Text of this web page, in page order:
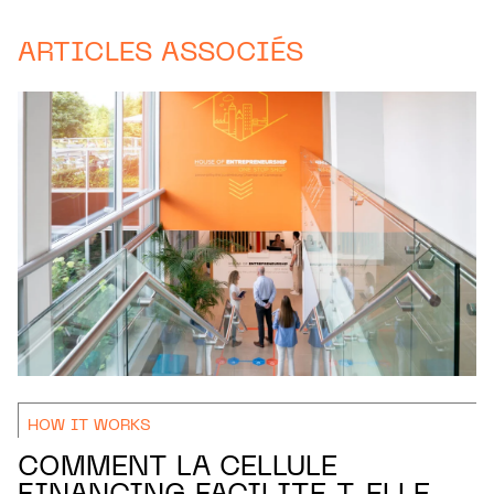
ARTICLES ASSOCIÉS
HOW IT WORKS
COMMENT LA CELLULE